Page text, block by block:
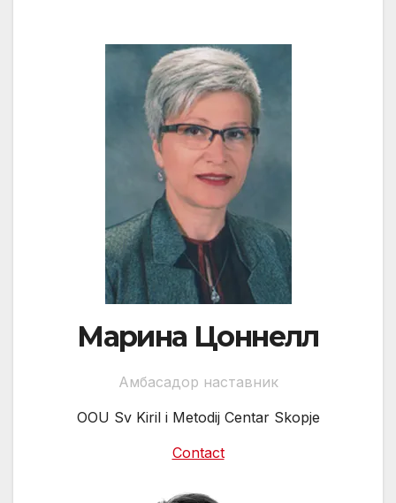
Марина Цоннелл
Амбасадор наставник
OOU Sv Kiril i Metodij Centar Skopje
Contact